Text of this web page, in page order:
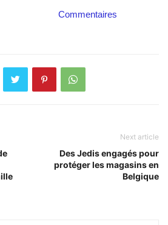
Commentaires
Next article
Des Jedis engagés pour
protéger les magasins en
Belgique